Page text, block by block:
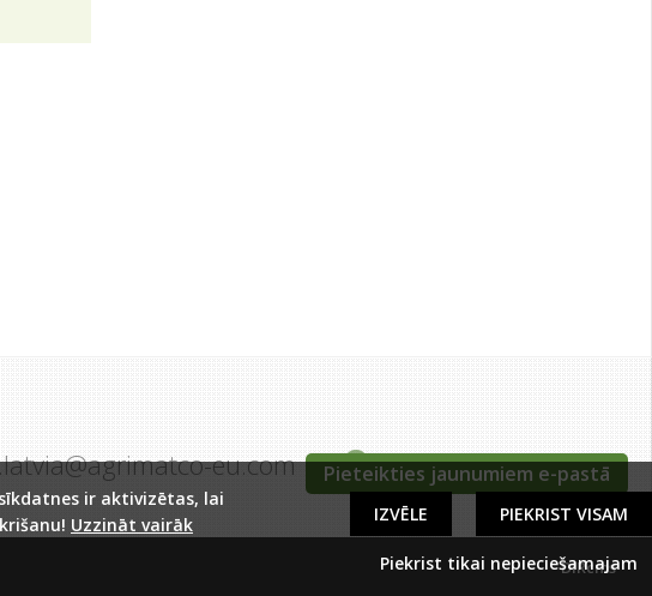
Pieteikties jaunumiem e-pastā
eu.com Tīraines iela 5c, Rīga
DIRcms
ir aktivizētas, lai
Uzzināt vairāk PIEKRIST VISAM
IZVĒLE
Piekrist tikai nepieciešamajam